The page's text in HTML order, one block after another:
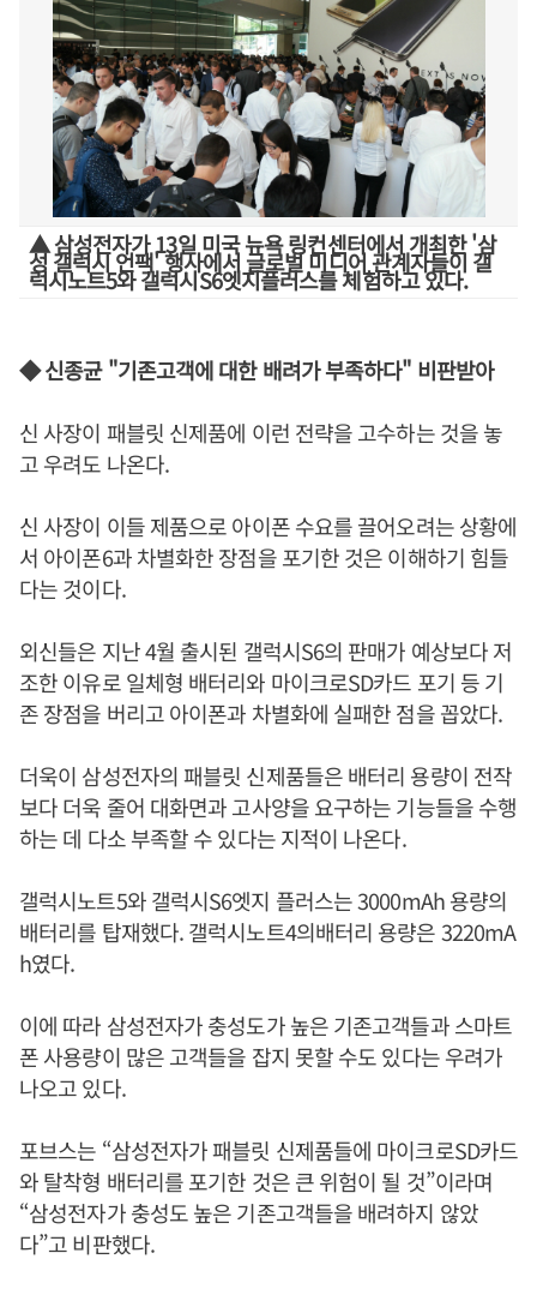
▲ 삼성전자가 13일 미국 뉴욕 링컨센터에서 개최한 '삼
성 갤럭시 언팩' 행사에서 글로벌 미디어 관계자들이 갤
럭시노트5와 갤럭시S6엣지플러스를 체험하고 있다.
◆ 신종균 "기존고객에 대한 배려가 부족하다" 비판받아
신 사장이 패블릿 신제품에 이런 전략을 고수하는 것을 놓
고 우려도 나온다.
신 사장이 이들 제품으로 아이폰 수요를 끌어오려는 상황에
서 아이폰6과 차별화한 장점을 포기한 것은 이해하기 힘들
다는 것이다.
외신들은 지난 4월 출시된 갤럭시S6의 판매가 예상보다 저
조한 이유로 일체형 배터리와 마이크로SD카드 포기 등 기
존 장점을 버리고 아이폰과 차별화에 실패한 점을 꼽았다.
더욱이 삼성전자의 패블릿 신제품들은 배터리 용량이 전작
보다 더욱 줄어 대화면과 고사양을 요구하는 기능들을 수행
하는 데 다소 부족할 수 있다는 지적이 나온다.
갤럭시노트5와 갤럭시S6엣지 플러스는 3000mAh 용량의
배터리를 탑재했다. 갤럭시노트4의배터리 용량은 3220mA
h였다.
이에 따라 삼성전자가 충성도가 높은 기존고객들과 스마트
폰 사용량이 많은 고객들을 잡지 못할 수도 있다는 우려가
나오고 있다.
포브스는 “삼성전자가 패블릿 신제품들에 마이크로SD카드
와 탈착형 배터리를 포기한 것은 큰 위험이 될 것”이라며
“삼성전자가 충성도 높은 기존고객들을 배려하지 않았
다”고 비판했다.